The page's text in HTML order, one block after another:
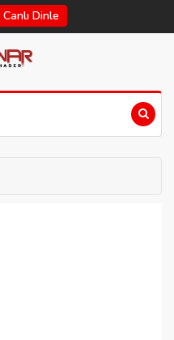
Canlı Dinle